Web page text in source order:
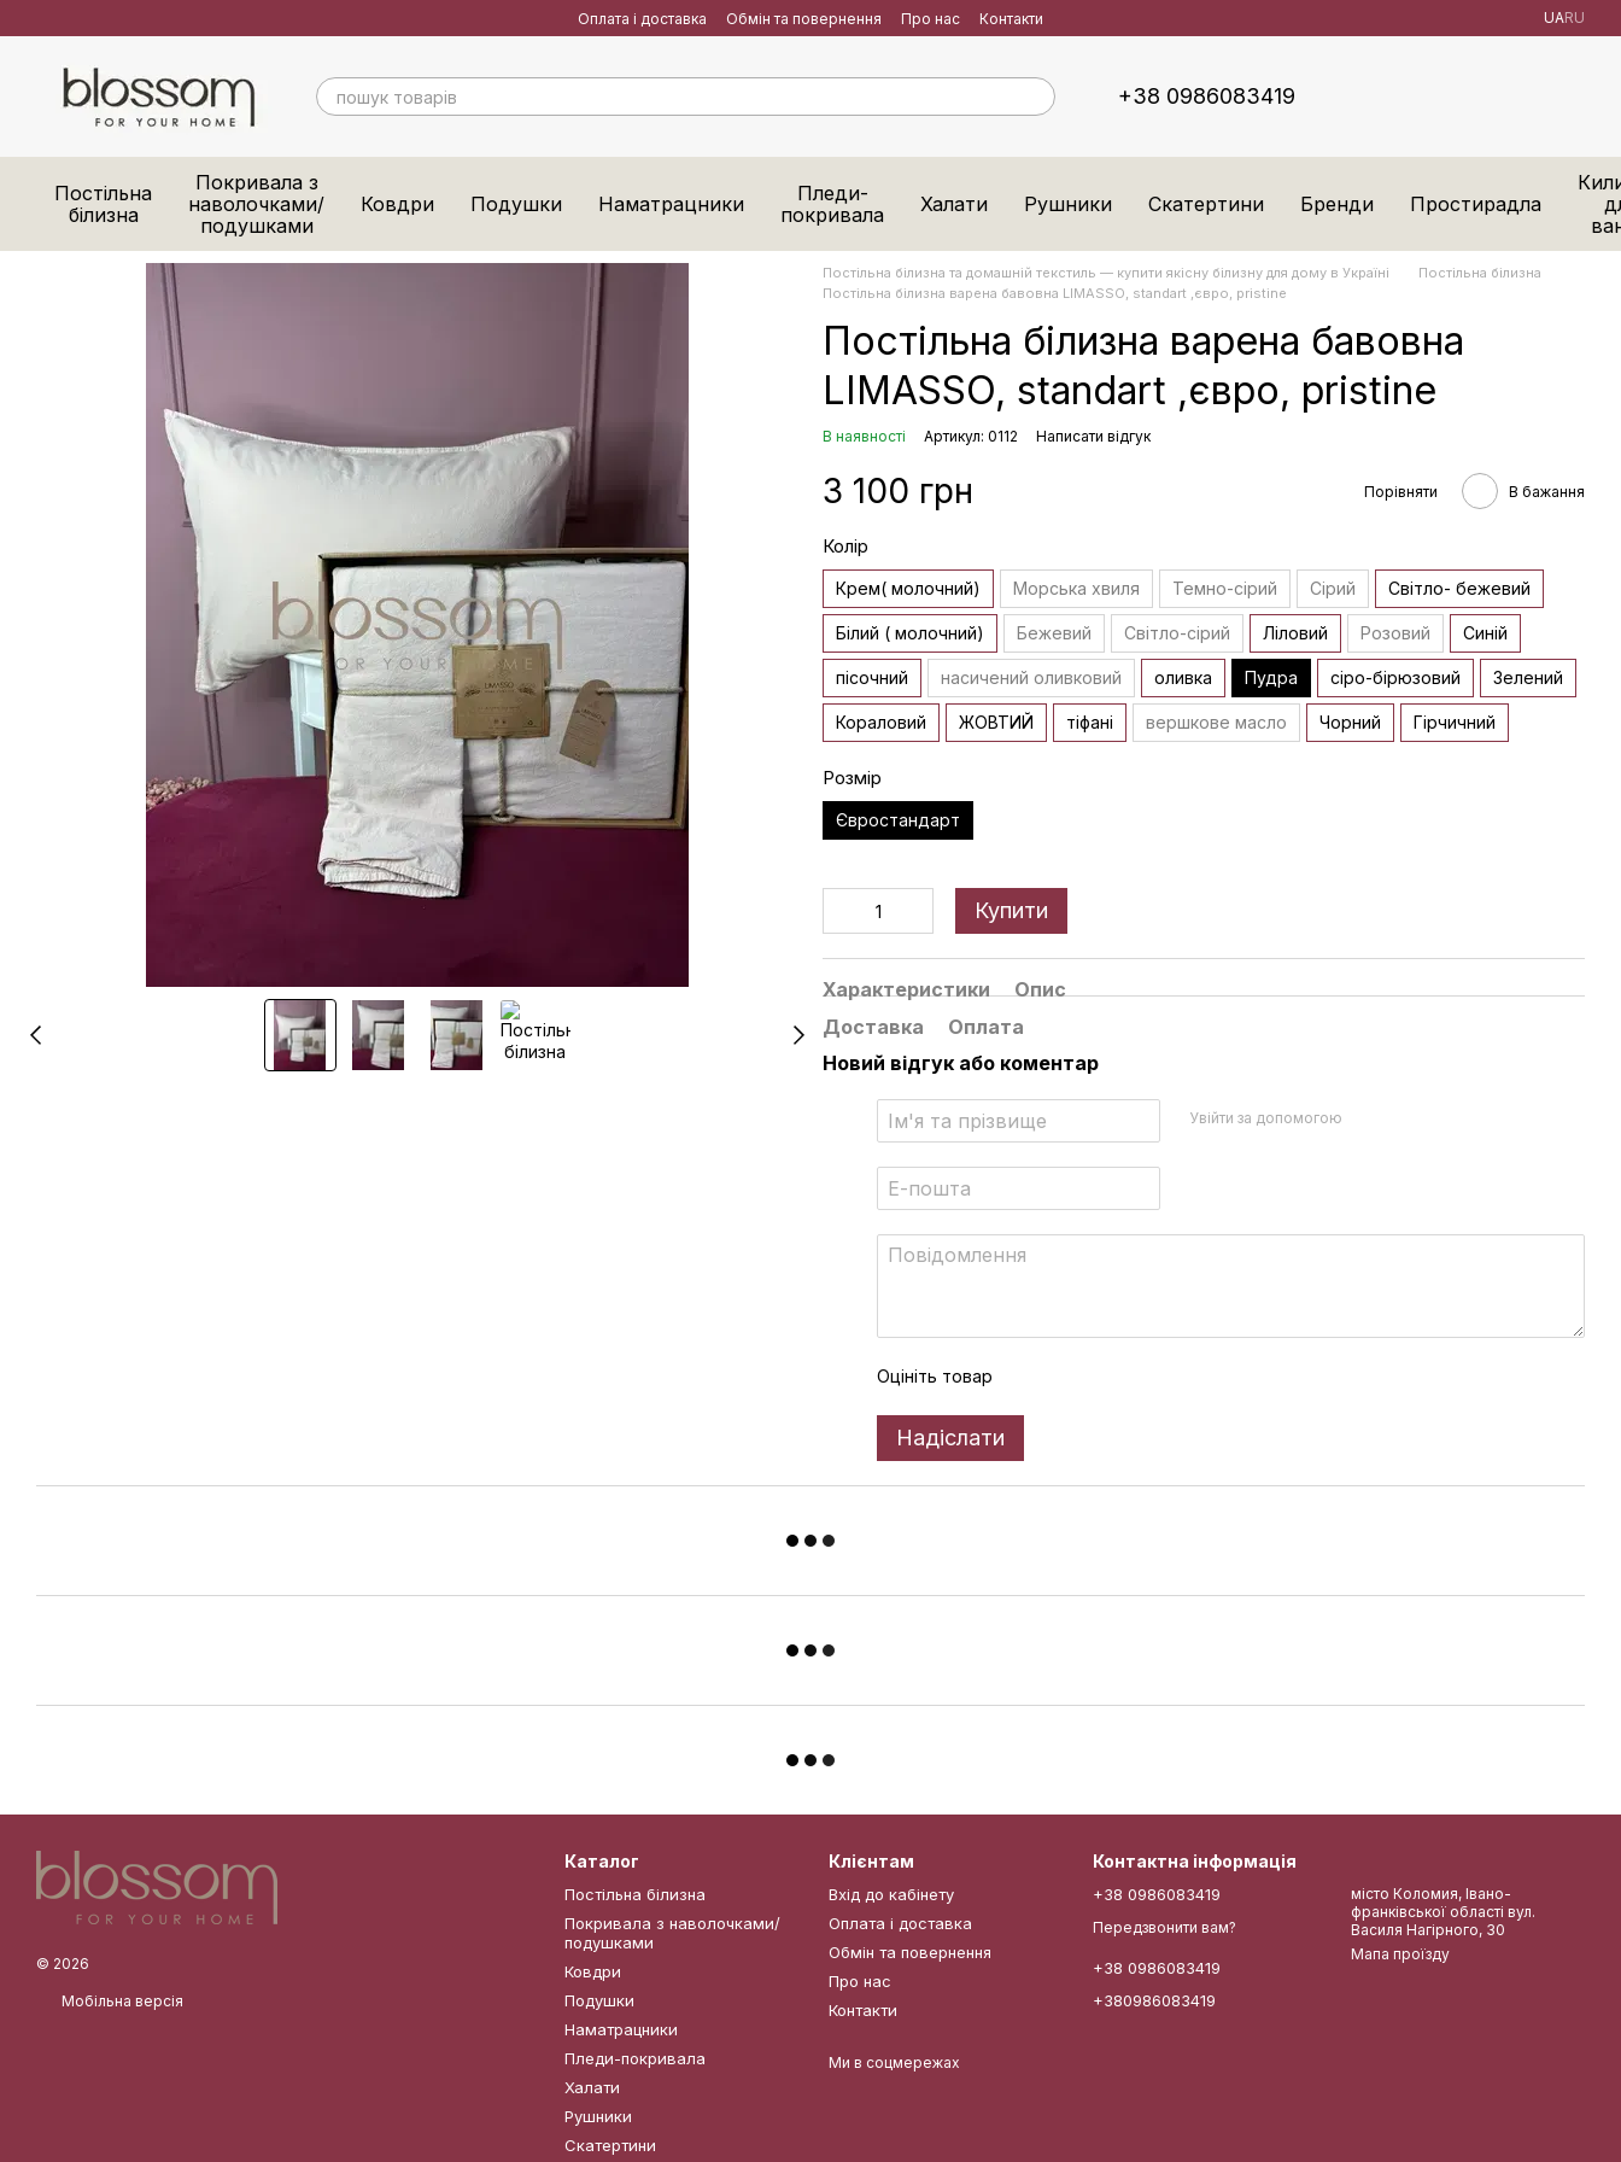
Оплата і доставка Обмін та повернення Про нас Контакти UARU
+38 0986083419
Постільна
білизна
Покривала з
наволочками/
подушками
Ковдри Подушки Наматрацники
Пледи-
покривала
Халати Рушники Скатертини Бренди Простирадла
Постільна білизна та домашній текстиль — купити якісну білизну для дому в Україні
Постільна білизна
Постільна білизна варена бавовна LIMASSO, standart ,євро, pristine
Постільна білизна варена бавовна
LIMASSO, standart ,євро, pristine
В наявності Артикул: 0112 Написати відгук
3 100 грн Порівняти В бажання
Колір
Крем( молочний) Морська хвиля Темно-сірий Сірий Світло- бежевий
Білий ( молочний) Бежевий Світло-сірий Ліловий Розовий Синій
пісочний насичений оливковий оливка Пудра сіро-бірюзовий Зелений
Кораловий ЖОВТИЙ тіфані вершкове масло Чорний Гірчичний
Розмір
Євростандарт
Купити
Характеристики
Опис
Доставка
Оплата
Новий відгук або коментар
Увійти за допомогою
Оцініть товар
Надіслати
© 2026
Мобільна версія
Каталог
Постільна білизна
Покривала з наволочками/
подушками
Ковдри
Подушки
Наматрацники
Пледи-покривала
Халати
Рушники
Скатертини
Клієнтам
Вхід до кабінету
Оплата і доставка
Обмін та повернення
Про нас
Контакти
Ми в соцмережах
Контактна інформація
+38 0986083419
Передзвонити вам?
+38 0986083419
+380986083419
місто Коломия, Івано-
франківської області вул.
Василя Нагірного, 30
Мапа проїзду